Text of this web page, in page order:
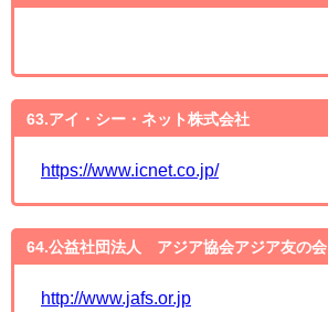
63.アイ・シー・ネット株式会社
https://www.icnet.co.jp/
64.公益社団法人 アジア協会アジア友の会
http://www.jafs.or.jp